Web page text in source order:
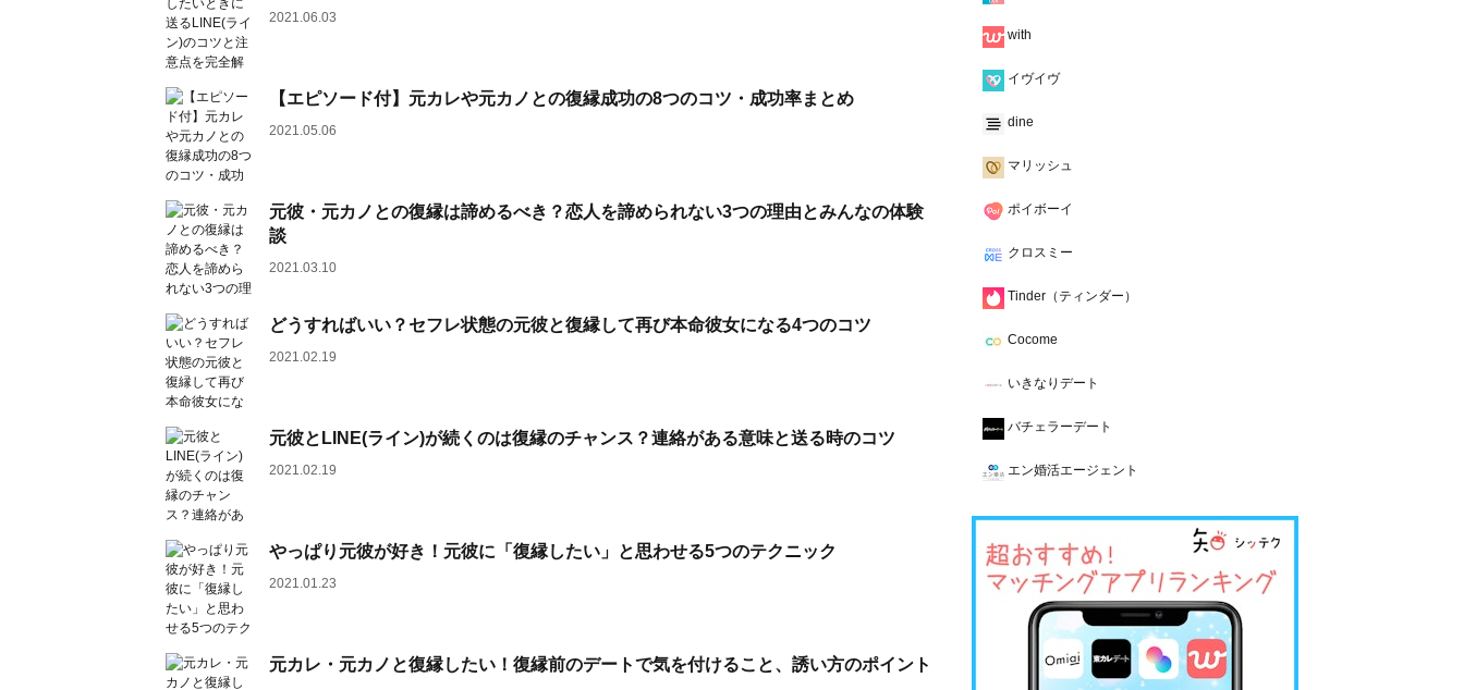
2021.06.03
【エピソード付】元カレや元カノとの復縁成功の8つのコツ・成功率まとめ
2021.05.06
元彼・元カノとの復縁は諦めるべき？恋人を諦められない3つの理由とみんなの体験
談
2021.03.10
どうすればいい？セフレ状態の元彼と復縁して再び本命彼女になる4つのコツ
2021.02.19
元彼とLINE(ライン)が続くのは復縁のチャンス？連絡がある意味と送る時のコツ
2021.02.19
やっぱり元彼が好き！元彼に「復縁したい」と思わせる5つのテクニック
2021.01.23
元カレ・元カノと復縁したい！復縁前のデートで気を付けること、誘い方のポイント
with
イヴイヴ
dine
マリッシュ
ポイボーイ
クロスミー
Tinder（ティンダー）
Cocome
いきなりデート
バチェラーデート
エン婚活エージェント